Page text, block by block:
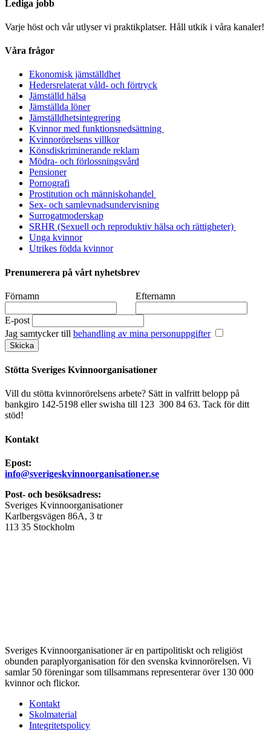
Lediga jobb
Varje höst och vår utlyser vi praktikplatser. Håll utkik i våra kanaler!
Våra frågor
Ekonomisk jämställdhet
Hedersrelaterat våld- och förtryck
Jämställd hälsa
Jämställda löner
Jämställdhetsintegrering
Kvinnor med funktionsnedsättning
Kvinnorörelsens villkor
Könsdiskriminerande reklam
Mödra- och förlossningsvård
Pensioner
Pornografi
Prostitution och människohandel
Sex- och samlevnadsundervisning
Surrogatmoderskap
SRHR (Sexuell och reproduktiv hälsa och rättigheter)
Unga kvinnor
Utrikes födda kvinnor
Prenumerera på vårt nyhetsbrev
Förnamn Efternamn
E-post
Jag samtycker till behandling av mina personuppgifter
Stötta Sveriges Kvinnoorganisationer
Vill du stötta kvinnorörelsens arbete? Sätt in valfritt belopp på
bankgiro 142-5198 eller swisha till 123 300 84 63. Tack för ditt
stöd!
Kontakt
Epost:
info@sverigeskvinnoorganisationer.se
Post- och besöksadress:
Sveriges Kvinnoorganisationer
Karlbergsvägen 86A, 3 tr
113 35 Stockholm
Sveriges Kvinnoorganisationer är en partipolitiskt och religiöst
obunden paraplyorganisation för den svenska kvinnorörelsen. Vi
samlar 50 föreningar som tillsammans representerar över 130 000
kvinnor och flickor.
Kontakt
Skolmaterial
Integritetspolicy